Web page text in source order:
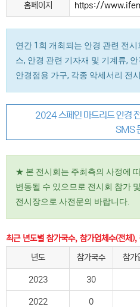
홈페이지 https://
연간 1회 개최되는 안경 관련 전
스, 안경 관련 기자재 및 기계류,
안경점용 가구, 각종 악세서리 전시
2024 스페인 마드리드 안경
SMS
★ 본 전시회는 주최측의 사정에
변동될 수 있으므로 전시회 참가
전시장으로 사전문의 바랍니다.
최근 년도별 참가국수, 참가업체수(전체),
년도
참가국수 참가
2023 30
2022 0